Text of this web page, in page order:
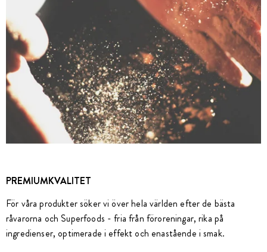
PREMIUMKVALITET
För våra produkter söker vi över hela världen efter de bästa
råvarorna och Superfoods - fria från föroreningar, rika på
ingredienser, optimerade i effekt och enastående i smak.